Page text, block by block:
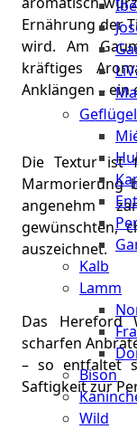
Geflügel
Kalb
Lamm
Bison
Wild
Ernährung der
wird. Am
kräftiges
Anklängen – ein
Die Textur ist
Marmorierung
angenehm
gewünschten,
auszeichnet.
Das Hereford
scharfen
– so entfaltet
Saftigkeit zur